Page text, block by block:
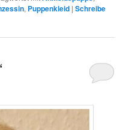
, Puppenkleid |Schreibe